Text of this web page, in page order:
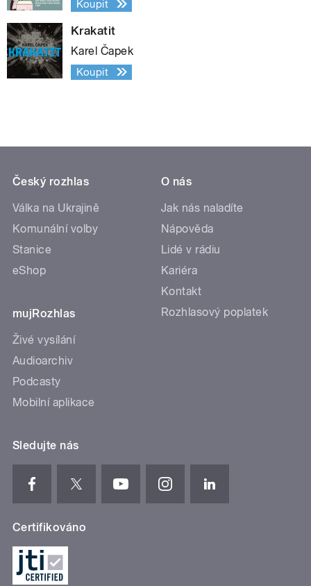
Koupit
Krakatit
Karel Čapek
Koupit
Český rozhlas
Válka na Ukrajině
Komunální volby
Stanice
eShop
mujRozhlas
Živé vysílání
Audioarchiv
Podcasty
Mobilní aplikace
O nás
Jak nás naladíte
Nápověda
Lidé v rádiu
Kariéra
Kontakt
Rozhlasový poplatek
Sledujte nás
Certifikováno